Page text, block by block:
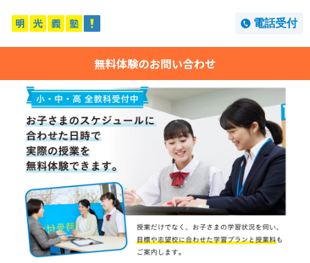
電話受付
無料体験のお問い合わせ